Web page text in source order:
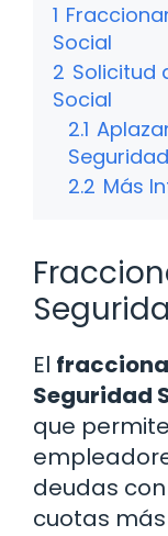
1
Social
2 Solicitud
Social
2.1
2.2 Más
El
Seguridad
que
deudas
cuotas